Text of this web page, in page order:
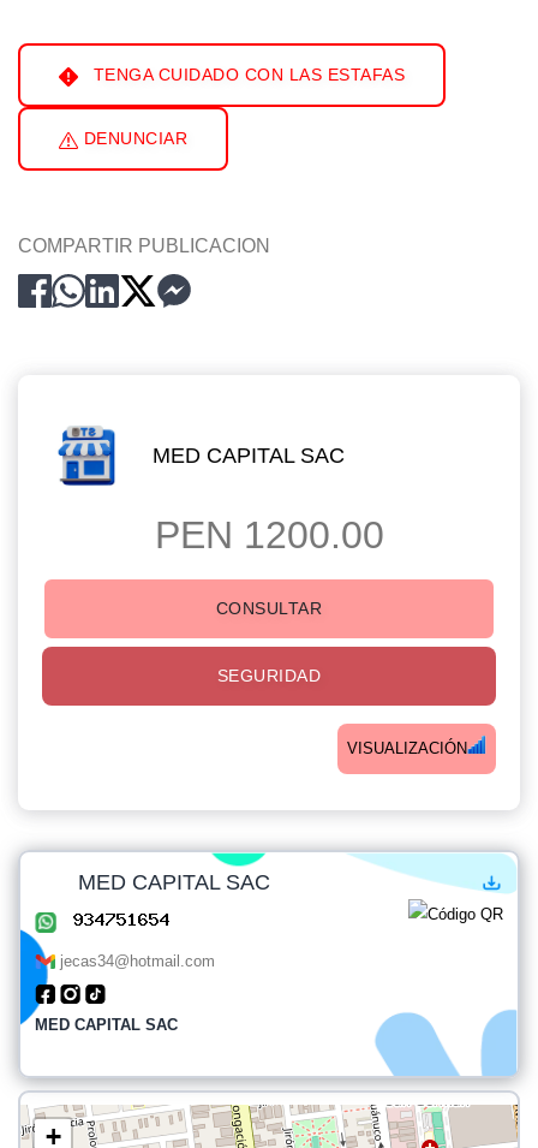
TENGA CUIDADO CON LAS ESTAFAS
DENUNCIAR
COMPARTIR PUBLICACION
MED CAPITAL SAC
PEN 1200.00
CONSULTAR
SEGURIDAD
VISUALIZACIÓN
MED CAPITAL SAC
jecas34@hotmail.com
MED CAPITAL SAC
+